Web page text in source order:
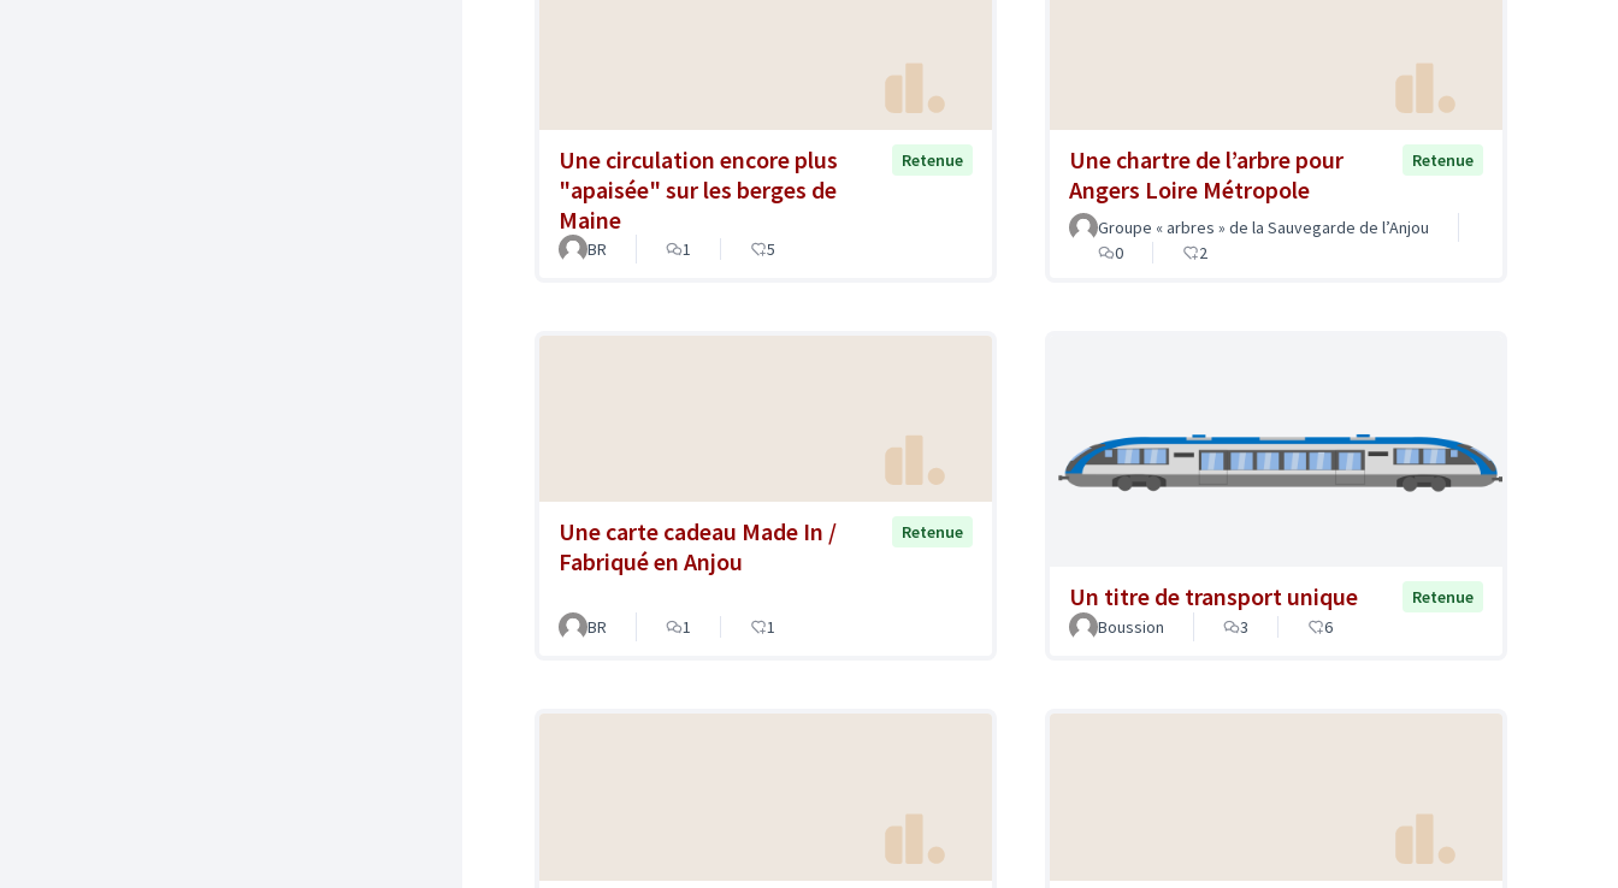
Une circulation encore plus
"apaisée" sur les berges de
Maine
Retenue
BR 1 5
Une chartre de l’arbre pour
Angers Loire Métropole
Retenue
Groupe « arbres » de la Sauvegarde de l’Anjou
0
2
Une carte cadeau Made In /
Fabriqué en Anjou
Retenue
BR 1 1
Un titre de transport unique
Retenue
Boussion
3 6